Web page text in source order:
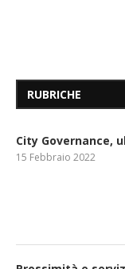
RUBRICHE
City Governance,
15 Febbraio 2022